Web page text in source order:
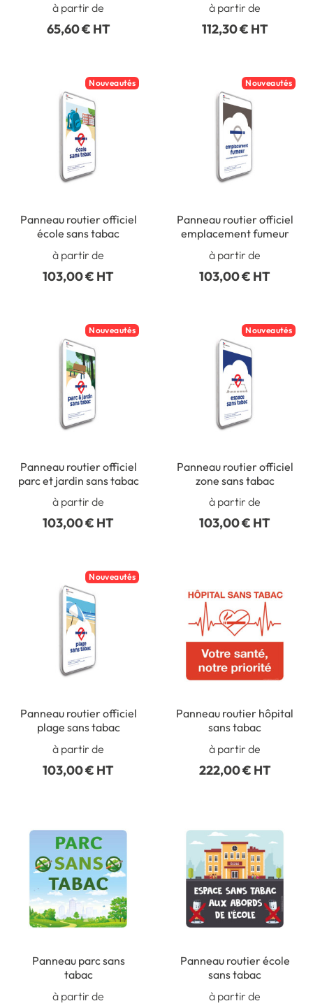
à partir de
65,60 € HT
à partir de
112,30 € HT
Nouveautés
Panneau routier officiel
école sans tabac
à partir de
103,00 € HT
Nouveautés
Panneau routier officiel
emplacement fumeur
à partir de
103,00 € HT
Nouveautés
Panneau routier officiel
parc et jardin sans tabac
à partir de
103,00 € HT
Nouveautés
Panneau routier officiel
zone sans tabac
à partir de
103,00 € HT
Nouveautés
Panneau routier officiel
plage sans tabac
à partir de
103,00 € HT
Panneau routier hôpital
sans tabac
à partir de
222,00 € HT
Panneau parc sans
tabac
à partir de
Panneau routier école
sans tabac
à partir de